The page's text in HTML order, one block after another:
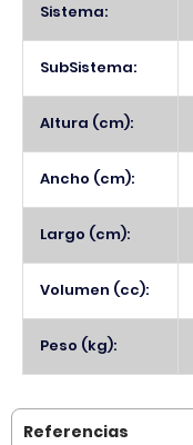
Sistema:
SubSistema:
Altura (cm):
Ancho (cm):
Largo (cm):
Volumen (cc):
Peso (kg):
Referencias